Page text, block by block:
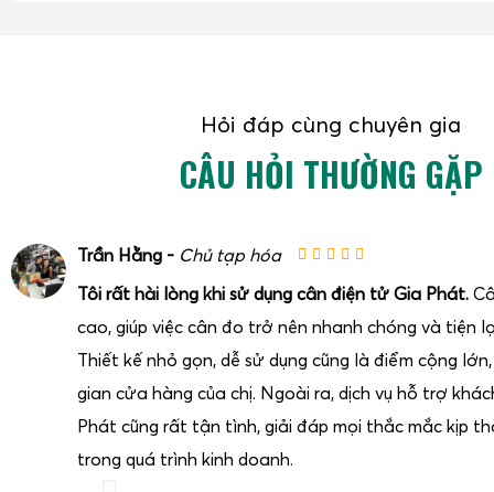
Hỏi đáp cùng chuyên gia
CÂU HỎI THƯỜNG GẶP
Trần Hằng - Chủ tạp hóa
Tôi rất hài lòng khi sử dụng cân điện tử Gia Phát.
cao, giúp việc cân đo trở nên nhanh chóng và tiện
Thiết kế nhỏ gọn, dễ sử dụng cũng là điểm cộng
gian cửa hàng của chị. Ngoài ra, dịch vụ hỗ trợ
Phát cũng rất tận tình, giải đáp mọi thắc mắc kịp
trong quá trình kinh doanh.